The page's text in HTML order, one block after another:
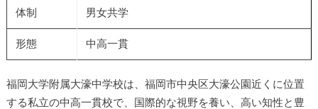
体制 男女共学
形態 中高一貫
福岡大学附属大濠中学校は、福岡市中央区大濠公園近くに位置
する私立の中高一貫校で、国際的な視野を養い、高い知性と豊